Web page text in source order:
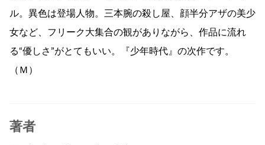
ル。異色は登場人物。三本腕の殺し屋、顔半分アザの美少
女など、フリーク大集合の観がありながら、作品に流れ
る“優しさ”がとてもいい。『少年時代』の次作です。
（Ｍ）
著者